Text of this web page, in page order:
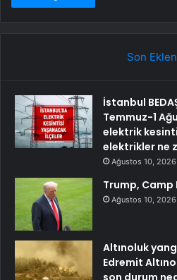
Son
İstanbul
Temmuz-1
elektrik
elektrikler ne
Ağustos 10, 2026
Trump, Camp
Ağustos 10, 2026
Altınoluk
Edremit
son durum